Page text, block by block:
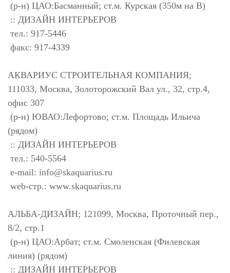
(р-н) ЦАО:Басманный; ст.м. Курская (350м на В)
:: ДИЗАЙН ИНТЕРЬЕРОВ
тел.: 917-5446
факс: 917-4339
АКВАРИУС СТРОИТЕЛЬНАЯ КОМПАНИЯ;
111033, Москва, Золоторожский Вал ул., 32, стр.4,
офис 307
(р-н) ЮВАО:Лефортово; ст.м. Площадь Ильича
(рядом)
:: ДИЗАЙН ИНТЕРЬЕРОВ
тел.: 540-5564
e-mail: info@skaquarius.ru
web-стр.: www.skaquarius.ru
АЛЬБА-ДИЗАЙН; 121099, Москва, Проточный пер.,
8/2, стр.1
(р-н) ЦАО:Арбат; ст.м. Смоленская (Филевская
линия) (рядом)
:: ДИЗАЙН ИНТЕРЬЕРОВ